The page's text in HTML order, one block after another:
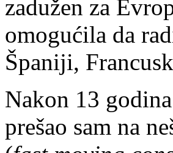
zadužen za
omogućila da
Španiji,
Nakon 13
prešao sam na